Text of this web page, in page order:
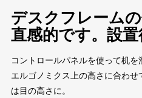
デスクフレーム
直感的です。設
コントロールパネルを使って机を
エルゴノミクス上の高さに合わ
は目の高さに。